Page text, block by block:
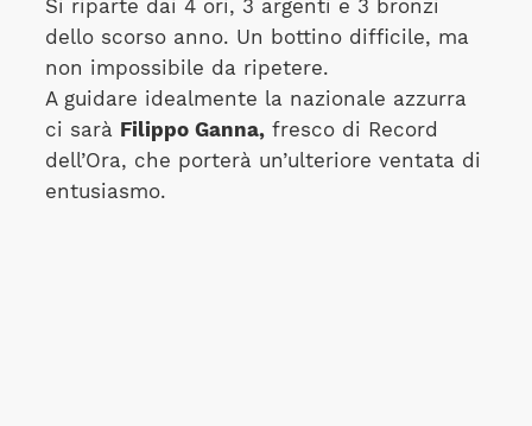
Si riparte dai 4 ori, 3 argenti e 3 bronzi
dello scorso anno. Un bottino difficile, ma
non impossibile da ripetere.
A guidare idealmente la nazionale azzurra
ci sarà Filippo Ganna,fresco di Record
dell’Ora, che porterà un’ulteriore ventata di
entusiasmo.